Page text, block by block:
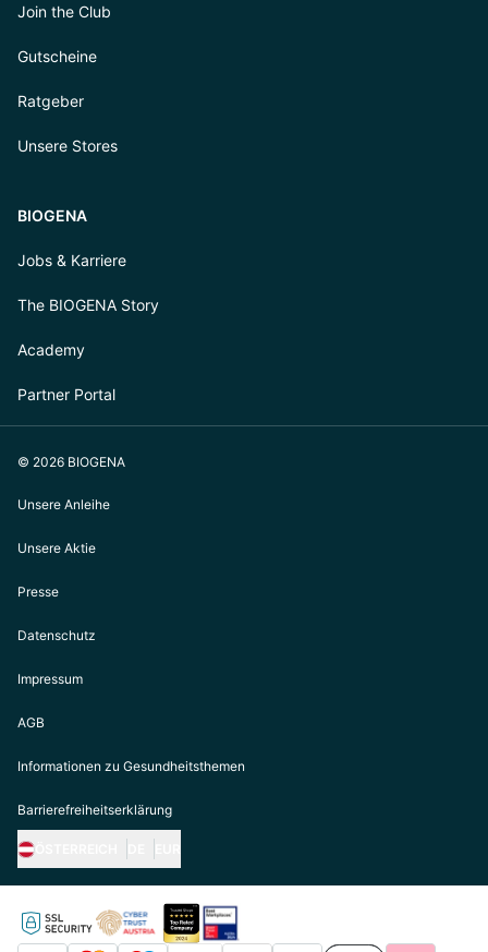
Join the Club
Gutscheine
Ratgeber
Unsere Stores
BIOGENA
Jobs & Karriere
The BIOGENA Story
Academy
Partner Portal
© 2026 BIOGENA
Unsere Anleihe
Unsere Aktie
Presse
Datenschutz
Impressum
AGB
Informationen zu Gesundheitsthemen
Barrierefreiheitserklärung
https://biogena.com/de-at
https://biogena.com/de-de
https://biogena.com/de-ch